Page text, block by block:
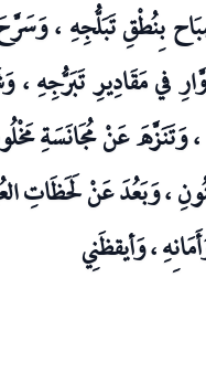
بِنُطْقِ تَبَلُّجِهِ ،
في مَقَادِيرِ تَبَرُّجِهِ
عَنْ مُجَانَسَةِ
، وَبَعُدَ عَنْ لَحَظَاتِ
، وَأيقظَنِي